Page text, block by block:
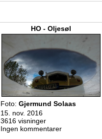
HO - Oljesøl
Foto: Gjermund Solaas
15. nov. 2016
3616 visninger
Ingen kommentarer